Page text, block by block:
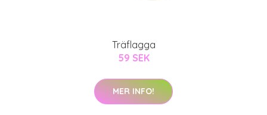
Träflagga
59 SEK
MER INFO!